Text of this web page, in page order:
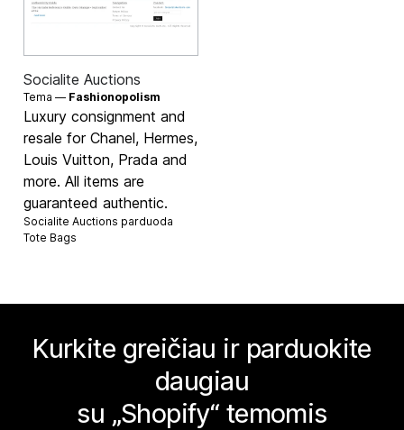
Socialite Auctions
Tema — Fashionopolism
Luxury consignment and
resale for Chanel, Hermes,
Louis Vuitton, Prada and
more. All items are
guaranteed authentic.
Socialite Auctions parduoda
Tote Bags
Kurkite greičiau ir parduokite
daugiau
su „Shopify“ temomis